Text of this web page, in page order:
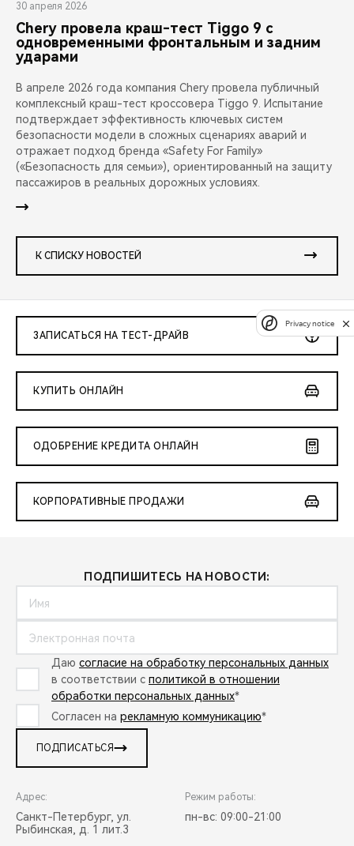
30 апреля 2026
Chery провела краш-тест Tiggo 9 с
одновременными фронтальным и задним
ударами
В апреле 2026 года компания Chery провела публичный
комплексный краш-тест кроссовера Tiggo 9. Испытание
подтверждает эффективность ключевых систем
безопасности модели в сложных сценариях аварий и
отражает подход бренда «Safety For Family»
(«Безопасность для семьи»), ориентированный на защиту
пассажиров в реальных дорожных условиях.
К СПИСКУ НОВОСТЕЙ
ЗАПИСАТЬСЯ НА ТЕСТ-ДРАЙВ
КУПИТЬ ОНЛАЙН
ОДОБРЕНИЕ КРЕДИТА ОНЛАЙН
КОРПОРАТИВНЫЕ ПРОДАЖИ
ПОДПИШИТЕСЬ НА НОВОСТИ:
Даю согласие на обработку персональных данных
в соответствии с политикой в отношении
обработки персональных данных*
Согласен на рекламную коммуникацию*
ПОДПИСАТЬСЯ
Адрес:
Санкт-Петербург, ул.
Рыбинская, д. 1 лит.3
Режим работы:
пн-вс: 09:00-21:00
Privacy notice